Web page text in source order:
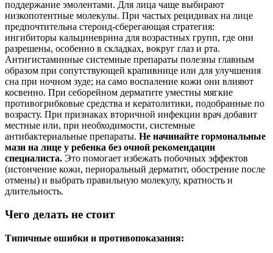
поддержание эмолентами. Для лица чаще выбирают
низкопотентные молекулы. При частых рецидивах на лице
предпочтительна стероид‑сберегающая стратегия:
ингибиторы кальциневрина для возрастных групп, где они
разрешены, особенно в складках, вокруг глаз и рта.
Антигистаминные системные препараты полезны главным
образом при сопутствующей крапивнице или для улучшения
сна при ночном зуде; на само воспаление кожи они влияют
косвенно. При себорейном дерматите уместны мягкие
противогрибковые средства и кератолитики, подобранные по
возрасту. При признаках вторичной инфекции врач добавит
местные или, при необходимости, системные
антибактериальные препараты. Не начинайте гормональные
мази на лице у ребенка без очной рекомендации
специалиста. Это помогает избежать побочных эффектов
(истончение кожи, периоральный дерматит, обострение после
отмены) и выбрать правильную молекулу, кратность и
длительность.
Чего делать не стоит
Типичные ошибки и противопоказания: